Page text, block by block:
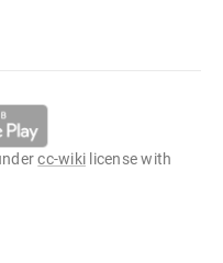
cc-wiki license with